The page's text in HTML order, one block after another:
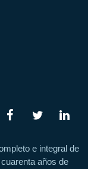
e integral de
años de